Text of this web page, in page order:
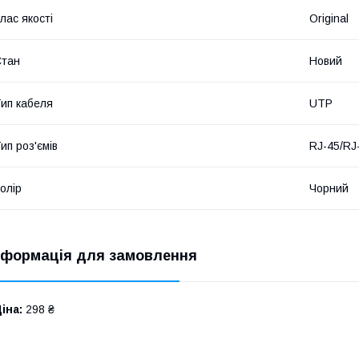
якості Original
Новий
кабеля UTP
роз'ємів RJ-45/
Чорний
для замовлення
298 ₴